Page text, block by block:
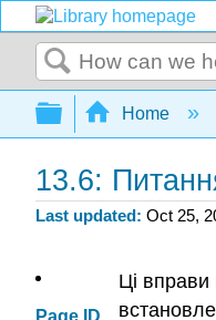
Search
Expand/
Home
13.6:
Last updated Oct 25,
Ці вправи